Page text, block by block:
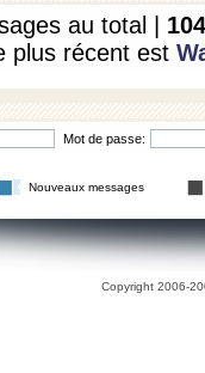
au total | 104
plus récent est
Mot de passe:
Nouveaux messages
Copyright 2006-